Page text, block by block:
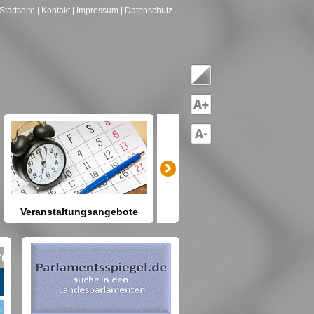
Startseite | Kontakt | Impressum | Datenschutz
Veranstaltungsangebote
Sie Berlin und seine Angebote?
nach Gruppen--->hier drücken